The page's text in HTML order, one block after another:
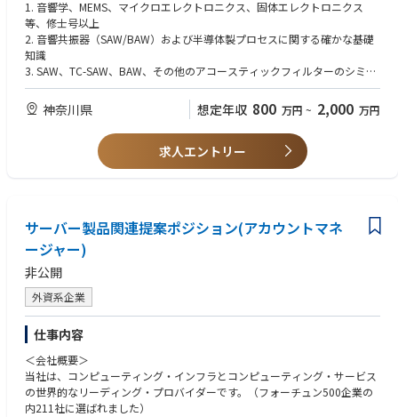
lan long-term roadmaps for terminal device acoustic filters, and lead ter
minal device competitiveness;
2. Responsible for specification definition and development of next-gene
ration terminal device acoustic filters;
1. 音響学、MEMS、マイクロエレクトロニクス、固体エレクトロニクス
等、修士号以上
2. 音響共振器（SAW/BAW）および半導体製プロセスに関する確かな基礎
知識
3. SAW、TC-SAW、BAW、その他のアコースティックフィルターのシミュ
レーション、設計、製造における全工程の開発経験を有すること
4. 10年以上の長期にわたるアコースティックフィルター研究経験
5. PA、LNA、RFスイッチなど、複数のRFFEキーブロックに精通しているこ
6. マルチフィジックスのシミュレーションソフトウェアとRF評価設備に精
通していること
2. Solid basic knowledge of acoustic resonator (SAW/BAW) and semicon
ductor process manufacturing;
3. Possess full-process development experience in the simulation, design
and manufacturing of SAW, TC-SAW, BAW and other acoustic filters;
4. Long-term focus on acoustic filter research experience for 10 years plu
s;
5. Familiar with more than one kind of RFFE key block such as PA, LNA, R
F switch, etc.;
6. Proficient in using multi-physics simulation software and RF test equip
ment;
神奈川県 想定年収 800 万円 ~ 2,000 万円
求人エントリー
サーバー製品関連提案ポジション(アカウントマネ
ージャー)
非公開
外資系企業
仕事内容
＜会社概要＞
当社は、コンピューティング・インフラとコンピューティング・サービス
の世界的なリーディング・プロバイダーです。（フォーチュン500企業の
内211社に選ばれました）